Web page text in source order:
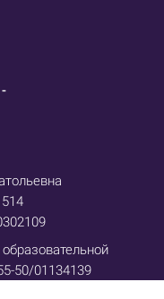
50/01134139